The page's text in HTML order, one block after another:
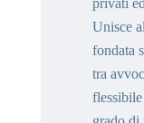
privati
Unisce
fondata
tra